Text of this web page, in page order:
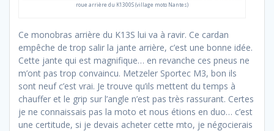
roue arrière du K1300S (village moto Nantes)
Ce monobras arrière du K13S lui va à ravir. Ce cardan
empêche de trop salir la jante arrière, c’est une bonne idée.
Cette jante qui est magnifique… en revanche ces pneus ne
m’ont pas trop convaincu. Metzeler Sportec M3, bon ils
sont neuf c’est vrai. Je trouve qu’ils mettent du temps à
chauffer et le grip sur l’angle n’est pas très rassurant. Certes
je ne connaissais pas la moto et nous étions en duo… c’est
une certitude, si je devais acheter cette mto, je négocierais